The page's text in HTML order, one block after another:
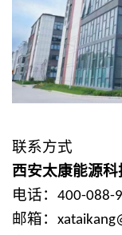
联系方式
西安太康能源
电话： 400-088-
邮箱：